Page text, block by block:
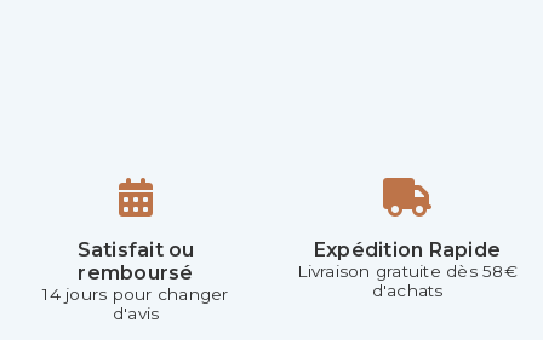
Satisfait ou
remboursé
14 jours pour changer
d'avis
Expédition Rapide
Livraison gratuite dès 58€
d'achats